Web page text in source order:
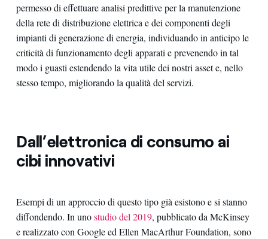
permesso di effettuare analisi predittive per la manutenzione
della rete di distribuzione elettrica e dei componenti degli
impianti di generazione di energia, individuando in anticipo le
criticità di funzionamento degli apparati e prevenendo in tal
modo i guasti estendendo la vita utile dei nostri asset e, nello
stesso tempo, migliorando la qualità del servizi.
Dall’elettronica di consumo ai
cibi innovativi
Esempi di un approccio di questo tipo già esistono e si stanno
diffondendo. In unostudio del 2019, pubblicato da McKinsey
e realizzato con Google ed Ellen MacArthur Foundation, sono